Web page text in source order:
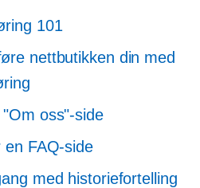
101
nettbutikken din med
oss"-side
FAQ-side
med historiefortelling